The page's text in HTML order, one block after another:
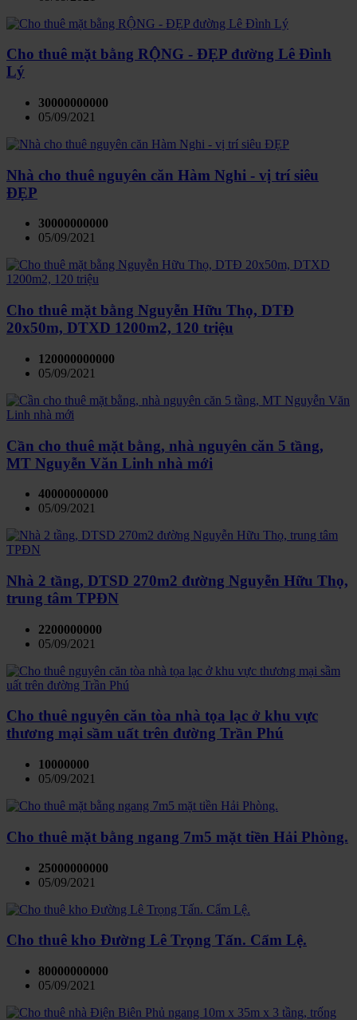
Cho thuê mặt bằng RỘNG - ĐẸP đường Lê Đình
Lý
30000000000
05/09/2021
Nhà cho thuê nguyên căn Hàm Nghi - vị trí siêu
ĐẸP
30000000000
05/09/2021
Cho thuê mặt bằng Nguyễn Hữu Thọ, DTĐ
20x50m, DTXD 1200m2, 120 triệu
120000000000
05/09/2021
Cần cho thuê mặt bằng, nhà nguyên căn 5 tầng,
MT Nguyễn Văn Linh nhà mới
40000000000
05/09/2021
Nhà 2 tầng, DTSD 270m2 đường Nguyễn Hữu Thọ,
trung tâm TPĐN
2200000000
05/09/2021
Cho thuê nguyên căn tòa nhà tọa lạc ở khu vực
thương mại sầm uất trên đường Trần Phú
10000000
05/09/2021
Cho thuê mặt bằng ngang 7m5 mặt tiền Hải Phòng.
25000000000
05/09/2021
Cho thuê kho Đường Lê Trọng Tấn. Cẩm Lệ.
80000000000
05/09/2021